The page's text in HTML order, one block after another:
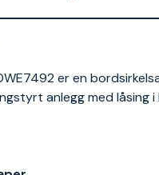
er en
anlegg med